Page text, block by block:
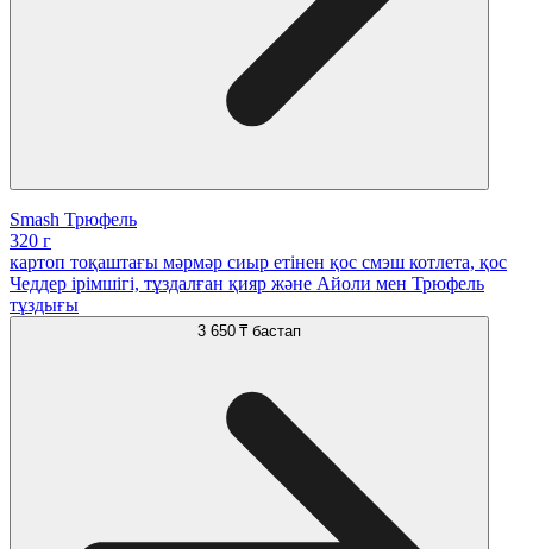
Smash Трюфель
320 г
картоп тоқаштағы мәрмәр сиыр етінен қос смэш котлета, қос
Чеддер ірімшігі, тұздалған қияр және Айоли мен Трюфель
тұздығы
3 650 ₸ бастап